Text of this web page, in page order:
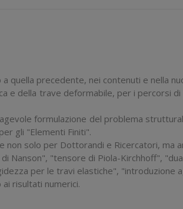
quella precedente, nei contenuti e nella
e della trave deformabile, per i percorsi
formulazione del problema
gli "Elementi Finiti".
non solo per Dottorandi e Ricercatori, ma
Nanson", "tensore di Piola-Kirchhoff",
per le travi elastiche", "introduzione
risultati numerici.